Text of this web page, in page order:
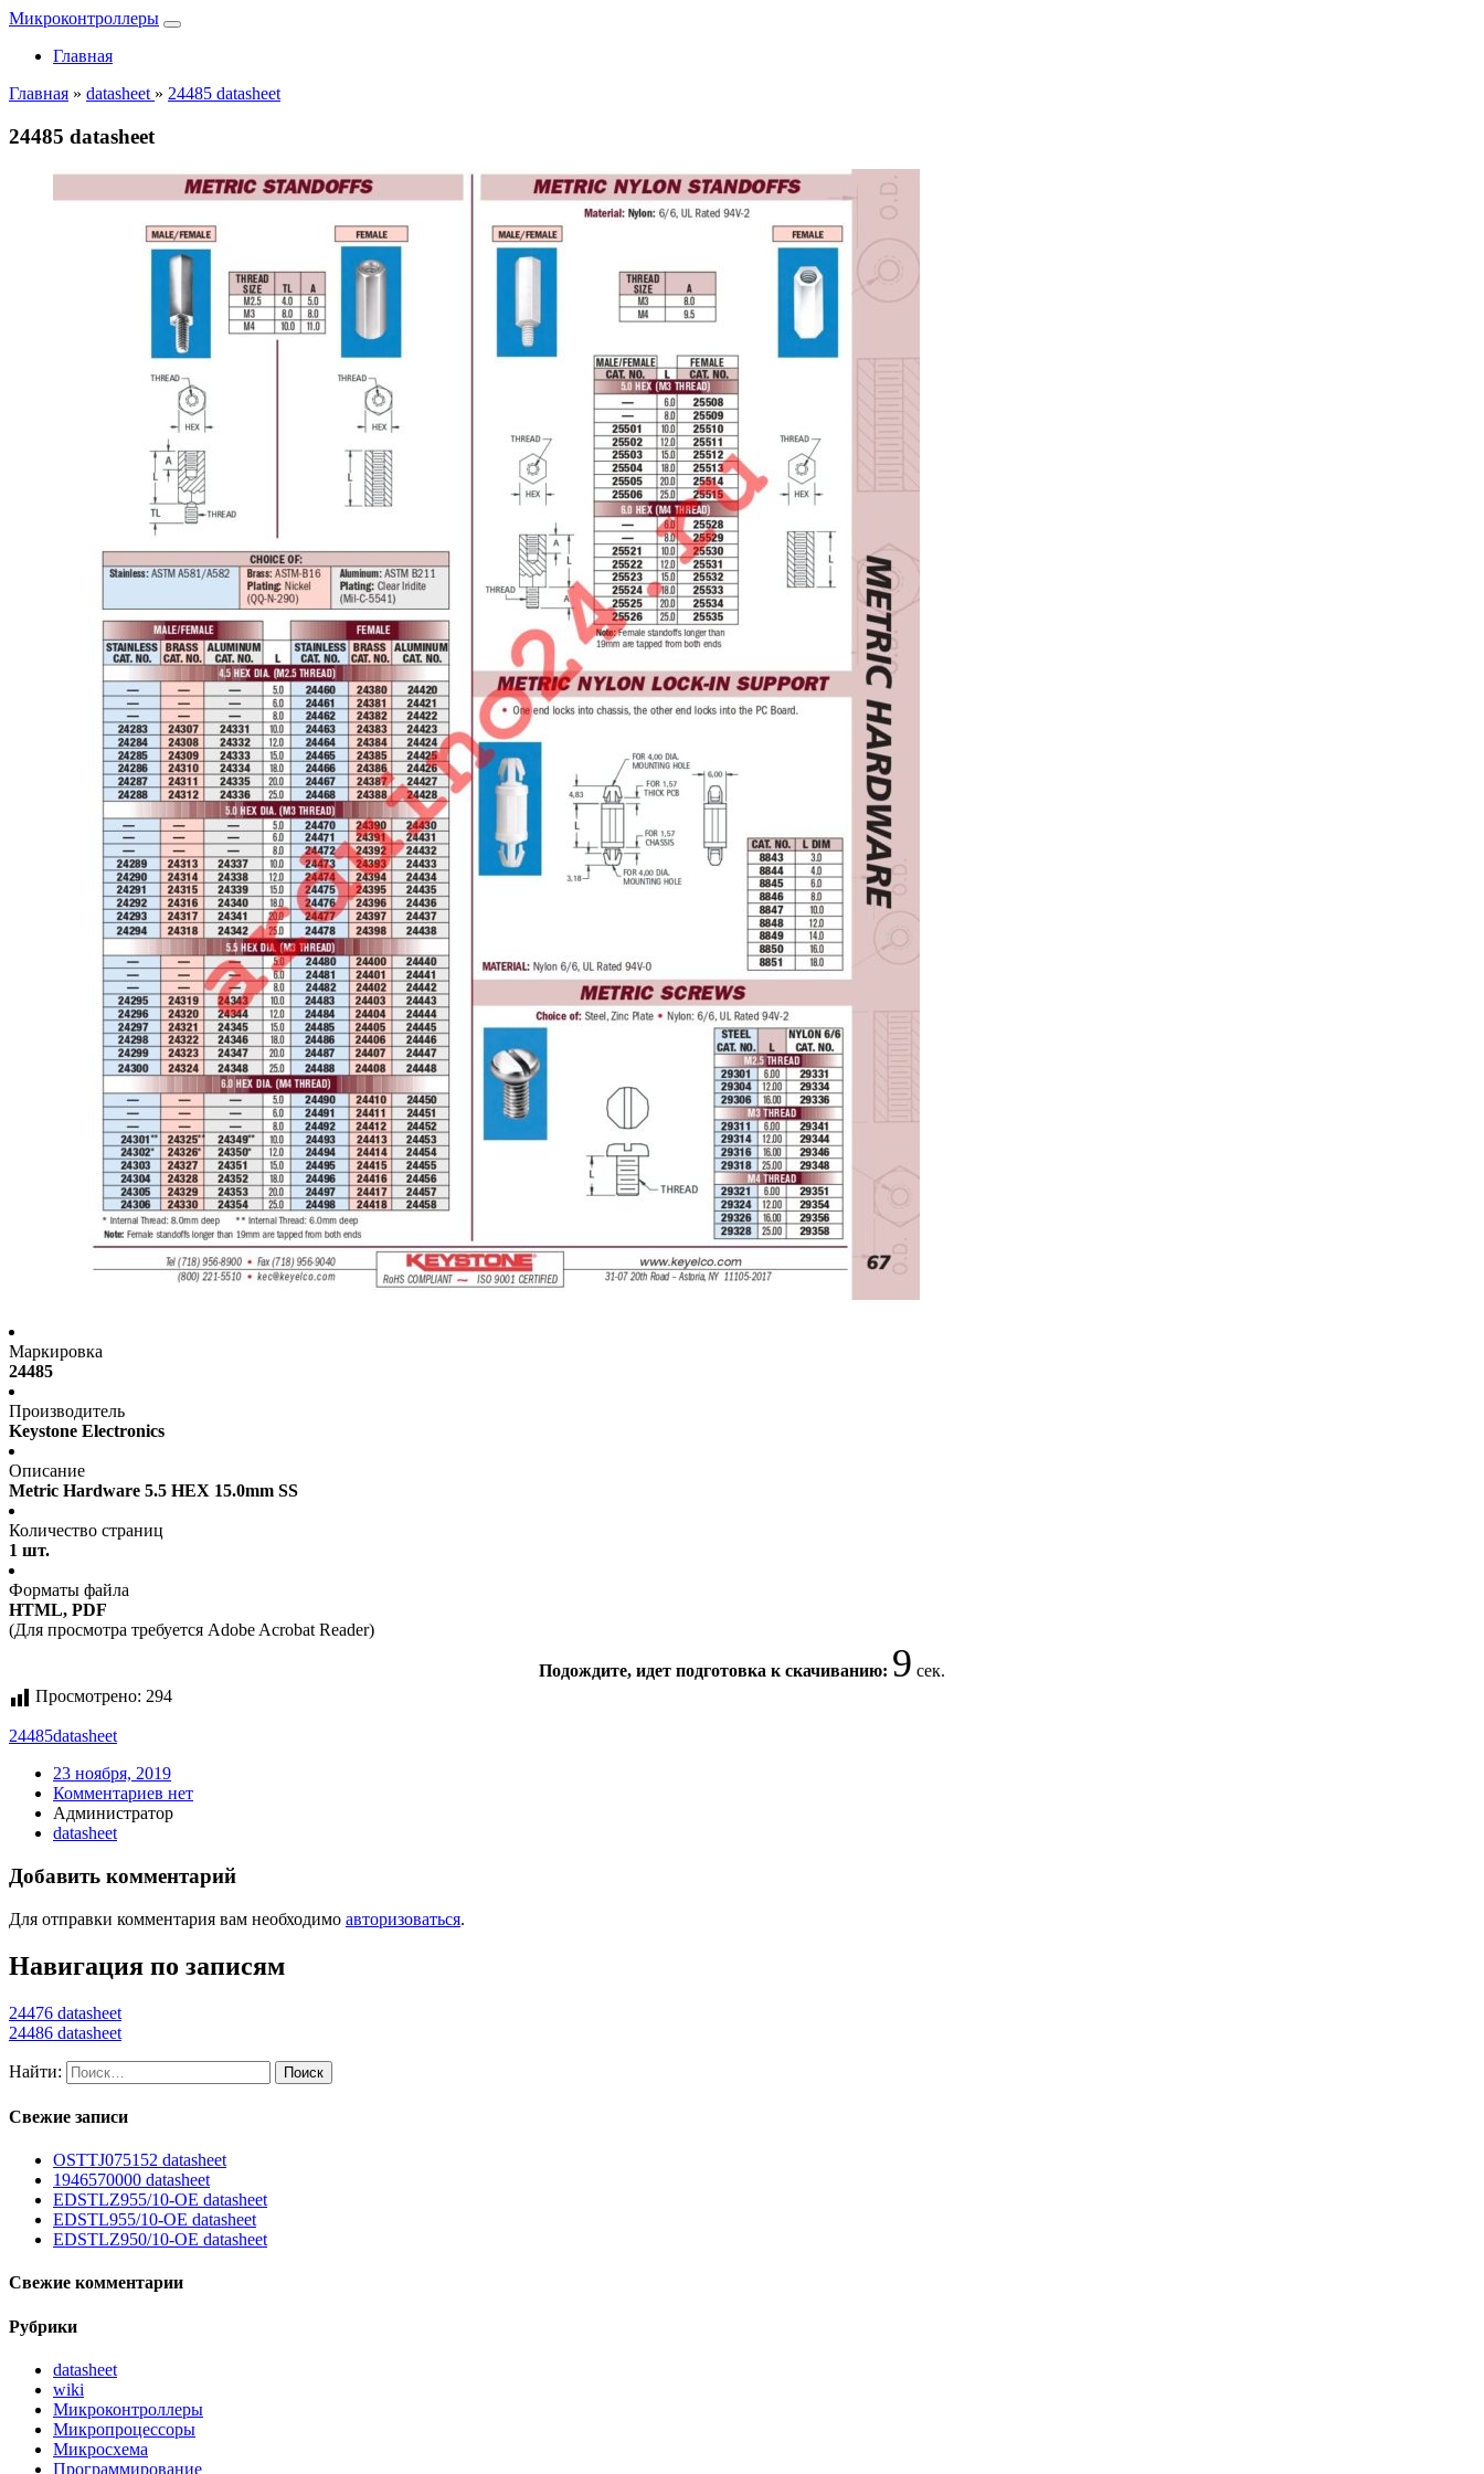
Микроконтроллеры
Главная
Главная » datasheet » 24485 datasheet
24485 datasheet
Маркировка
24485
Производитель
Keystone Electronics
Описание
Metric Hardware 5.5 HEX 15.0mm SS
Количество страниц
1 шт.
Форматы файла
HTML, PDF
(Для просмотра требуется Adobe Acrobat Reader)
Подождите, идет подготовка к скачиванию: 8 сек.
Просмотрено: 294
24485datasheet
23 ноября, 2019
Комментариев нет
Администратор
datasheet
Добавить комментарий
Для отправки комментария вам необходимо авторизоваться.
Навигация по записям
24476 datasheet
24486 datasheet
Найти:
Свежие записи
OSTTJ075152 datasheet
1946570000 datasheet
EDSTLZ955/10-OE datasheet
EDSTL955/10-OE datasheet
EDSTLZ950/10-OE datasheet
Свежие комментарии
Рубрики
datasheet
wiki
Микроконтроллеры
Микропроцессоры
Микросхема
Программирование